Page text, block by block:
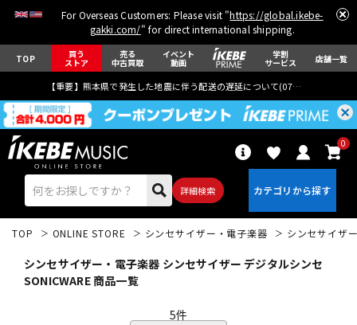
For Overseas Customers: Please visit "https://global.ikebe-
gakki.com/" for direct international shipping.
TOP 買う
ストア
売る
中古買取
イベント
動画
学割
サービス 店舗一覧
【重要】熊本県で発生した地震に伴う配送の遅延について(07月29日
詳細検索
0
TOP ONLINE STORE シンセサイザー・電子楽器 シンセサイザ
シンセサイザー・電子楽器 シンセサイザー デジタルシンセ
SONICWARE 商品一覧
5件